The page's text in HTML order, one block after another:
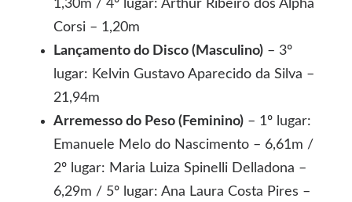
1,30m / 4º lugar: Arthur Ribeiro dos Alpha
Corsi – 1,20m
Lançamento do Disco (Masculino) – 3º
lugar: Kelvin Gustavo Aparecido da Silva –
21,94m
Arremesso do Peso (Feminino) – 1º lugar:
Emanuele Melo do Nascimento – 6,61m /
2º lugar: Maria Luiza Spinelli Delladona –
6,29m / 5º lugar: Ana Laura Costa Pires –